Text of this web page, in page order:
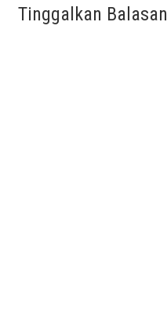
Tinggalkan Balasan